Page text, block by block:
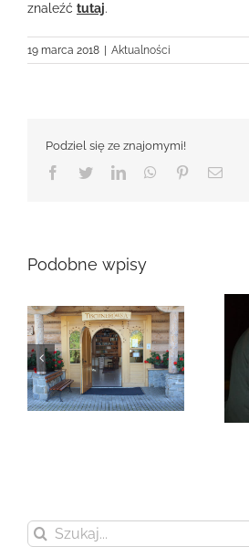
znaleźć tutaj.
19 marca 2018 Aktualności
Podziel się ze znajomymi!
Facebook
TwitterLinkedInWhatsApp
PinterestEmail
Podobne wpisy
Zmarła Genowefa
Sikora
Szukaj